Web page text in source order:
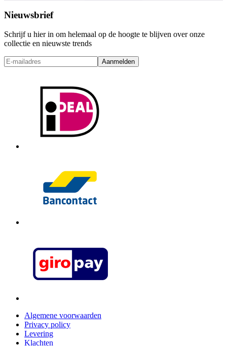
Nieuwsbrief
Schrijf u hier in om helemaal op de hoogte te blijven over onze
collectie en nieuwste trends
Aanmelden
Algemene voorwaarden
Privacy policy
Levering
Klachten